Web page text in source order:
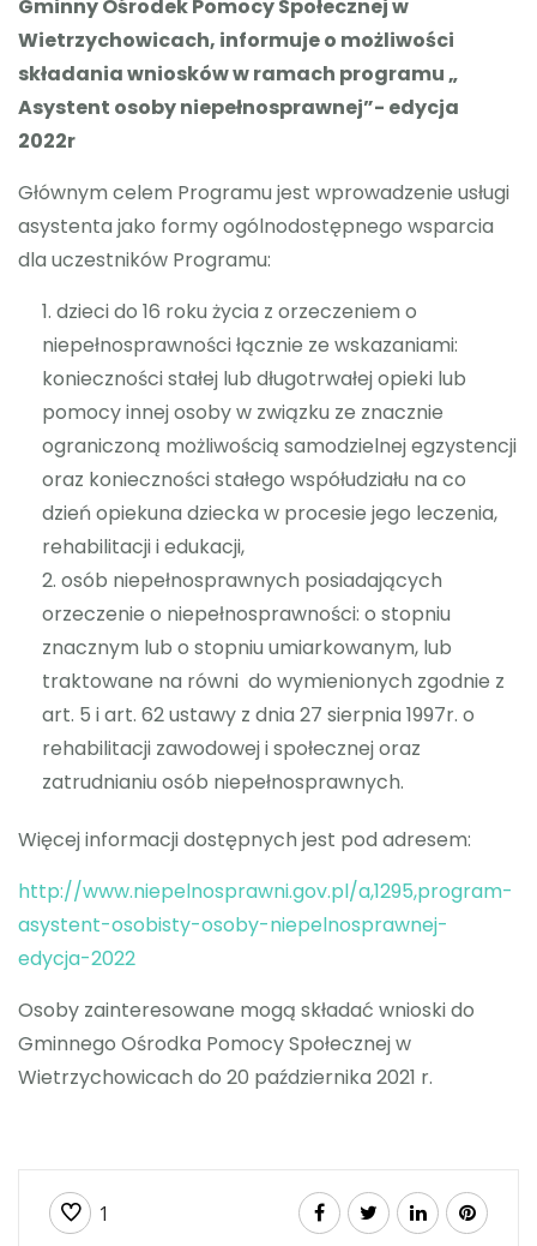
Gminny Ośrodek Pomocy Społecznej w
Wietrzychowicach, informuje o możliwości
składania wniosków w ramach programu „
Asystent osoby niepełnosprawnej”- edycja
2022r
Głównym celem Programu jest wprowadzenie usługi
asystenta jako formy ogólnodostępnego wsparcia
dla uczestników Programu:
dzieci do 16 roku życia z orzeczeniem o
niepełnosprawności łącznie ze wskazaniami:
konieczności stałej lub długotrwałej opieki lub
pomocy innej osoby w związku ze znacznie
ograniczoną możliwością samodzielnej egzystencji
oraz konieczności stałego współudziału na co
dzień opiekuna dziecka w procesie jego leczenia,
rehabilitacji i edukacji,
osób niepełnosprawnych posiadających
orzeczenie o niepełnosprawności: o stopniu
znacznym lub o stopniu umiarkowanym, lub
traktowane na równi do wymienionych zgodnie z
art. 5 i art. 62 ustawy z dnia 27 sierpnia 1997r. o
rehabilitacji zawodowej i społecznej oraz
zatrudnianiu osób niepełnosprawnych.
Więcej informacji dostępnych jest pod adresem:
http://www.niepelnosprawni.gov.pl/a,1295,program-
asystent-osobisty-osoby-niepelnosprawnej-
edycja-2022
Osoby zainteresowane mogą składać wnioski do
Gminnego Ośrodka Pomocy Społecznej w
Wietrzychowicach do 20 października 2021 r.
1